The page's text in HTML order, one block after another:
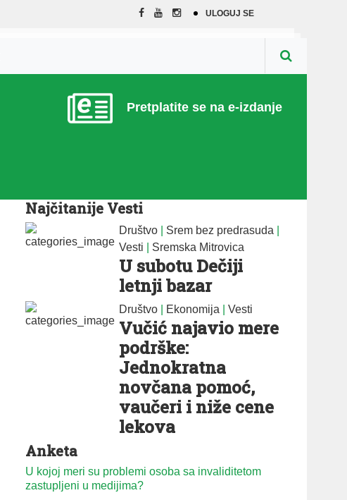
ULOGUJ SE
Pretplatite se na e-izdanje
Najčitanije Vesti
Društvo Srem bez predrasuda
Vesti
Sremska Mitrovica
U subotu Dečiji
letnji bazar
Društvo Ekonomija |Vesti
Vučić najavio mere
podrške:
Jednokratna
novčana pomoć,
vaučeri i niže cene
lekova
Anketa
U kojoj meri su problemi osoba sa invaliditetom
zastupljeni u medijima?